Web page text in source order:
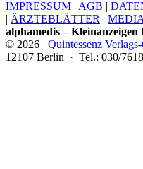
IMPRESSUM | AGB |
| ÄRZTEBLÄTTER |
alphamedis –
© 2026 Quintessenz
12107 Berlin · Tel.: 030/